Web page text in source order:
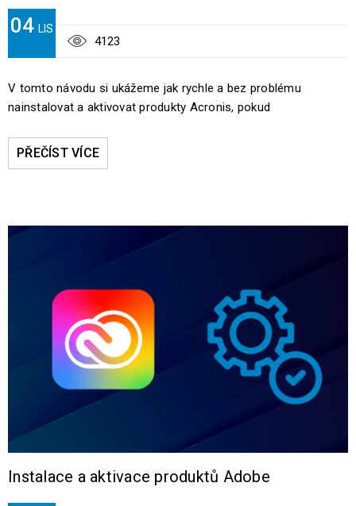
04 LIS
4123
V tomto návodu si ukážeme jak rychle a bez problému
nainstalovat a aktivovat produkty Acronis, pokud
PŘEČÍST VÍCE
Instalace a aktivace produktů Adobe